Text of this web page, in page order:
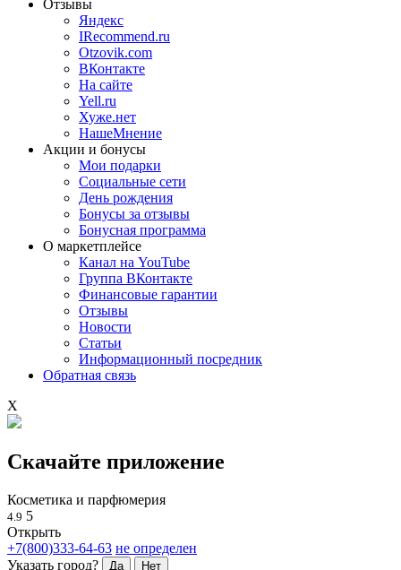
Отзывы
Яндекс
IRecommend.ru
Otzovik.com
ВКонтакте
На сайте
Yell.ru
Хуже.нет
НашеМнение
Акции и бонусы
Мои подарки
Социальные сети
День рождения
Бонусы за отзывы
Бонусная программа
О маркетплейсе
Канал на YouTube
Группа ВКонтакте
Финансовые гарантии
Отзывы
Новости
Статьи
Информационный посредник
Обратная связь
X
Скачайте приложение
Косметика и парфюмерия
4.9 5
Открыть
+7(800)333-64-63 не определен
Указать город?
Да Нет